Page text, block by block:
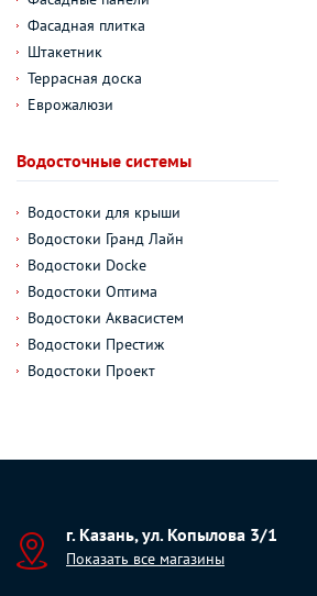
Фасадная плитка
Штакетник
Террасная доска
Еврожалюзи
Водосточные системы
Водостоки для крыши
Водостоки Гранд Лайн
Водостоки Docke
Водостоки Оптима
Водостоки Аквасистем
Водостоки Престиж
Водостоки Проект
г. Казань, ул. Копылова 3/1
Показать все магазины